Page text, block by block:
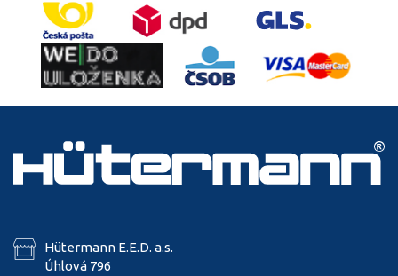
Hütermann E.E.D. a.s.
Úhlová 796